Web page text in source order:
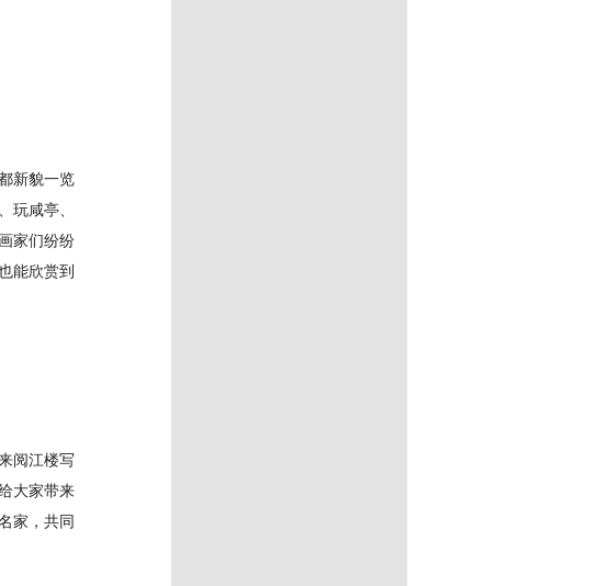
新貌一览
玩咸亭、
家们纷纷
能欣赏到
阅江楼写
大家带来
家，共同